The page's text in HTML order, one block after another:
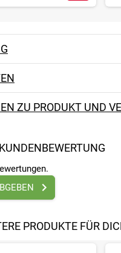
ZU PRODUKT UND
KUNDENBEWERTUNG
PRODUKTE FÜR